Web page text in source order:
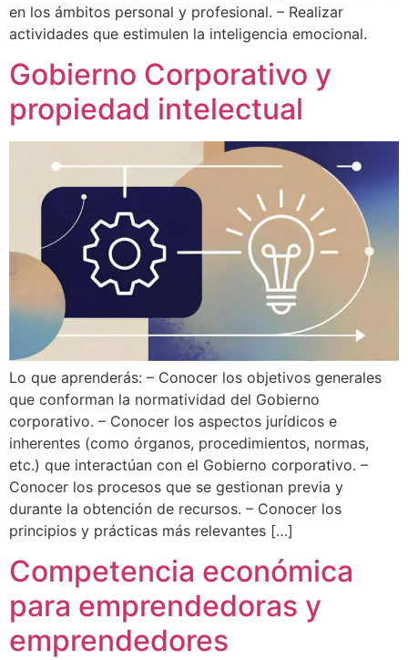
en los ámbitos personal y profesional. – Realizar
actividades que estimulen la inteligencia emocional.
Gobierno Corporativo y
propiedad intelectual
Lo que aprenderás: – Conocer los objetivos generales
que conforman la normatividad del Gobierno
corporativo. – Conocer los aspectos jurídicos e
inherentes (como órganos, procedimientos, normas,
etc.) que interactúan con el Gobierno corporativo. –
Conocer los procesos que se gestionan previa y
durante la obtención de recursos. – Conocer los
principios y prácticas más relevantes […]
Competencia económica
para emprendedoras y
emprendedores